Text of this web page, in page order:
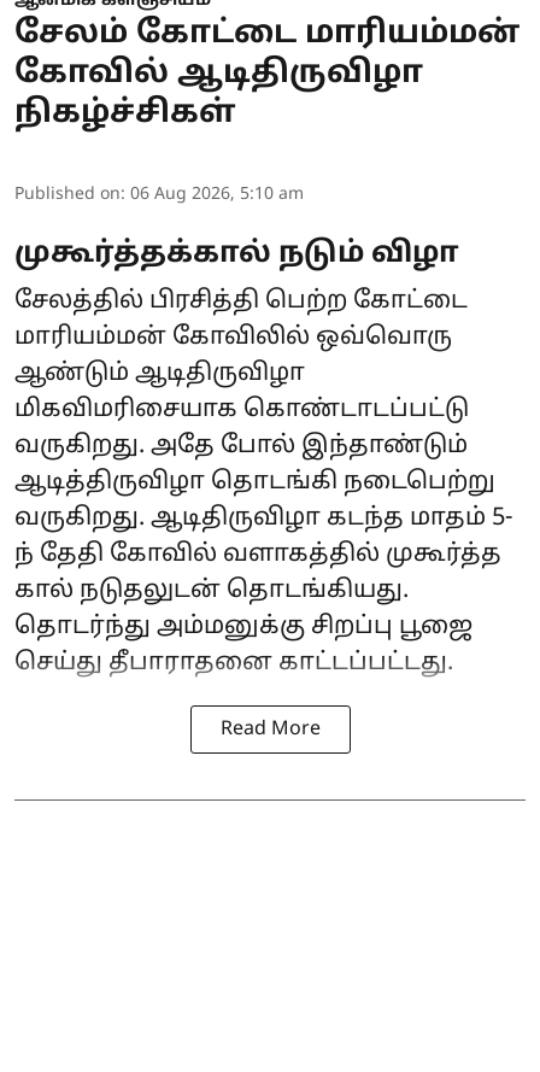
சேலம் கோட்டை மாரியம்மன்
கோவில் ஆடிதிருவிழா
நிகழ்ச்சிகள்
Published on: 06 Aug 2026, 5:10 am
முகூர்த்தக்கால் நடும் விழா
சேலத்தில் பிரசித்தி பெற்ற கோட்டை
மாரியம்மன் கோவிலில் ஒவ்வொரு
ஆண்டும் ஆடிதிருவிழா
மிகவிமரிசையாக கொண்டாடப்பட்டு
வருகிறது. அதே போல் இந்தாண்டும்
ஆடித்திருவிழா தொடங்கி நடைபெற்று
வருகிறது. ஆடிதிருவிழா கடந்த மாதம் 5-
ந் தேதி கோவில் வளாகத்தில் முகூர்த்த
கால் நடுதலுடன் தொடங்கியது.
தொடர்ந்து அம்மனுக்கு சிறப்பு பூஜை
செய்து தீபாராதனை காட்டப்பட்டது.
Read More